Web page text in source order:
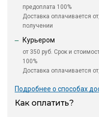
предоплата 100%
Доставка оплачивается
получении
Курьером
от 350 руб. Срок и
100%
Доставка оплачивается
Подробнее о способах
Как оплатить?